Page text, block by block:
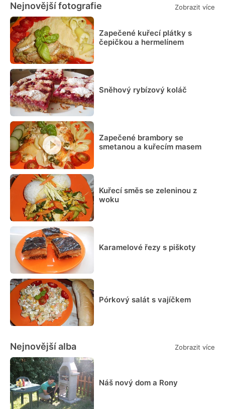
Nejnovější fotografie Zobrazit více
Zapečené kuřecí plátky s
čepičkou a hermelínem
Sněhový rybízový koláč
Zapečené brambory se
smetanou a kuřecím masem
Kuřecí směs se zeleninou z
woku
Karamelové řezy s piškoty
Pórkový salát s vajíčkem
Nejnovější alba Zobrazit více
Náš nový dom a Rony